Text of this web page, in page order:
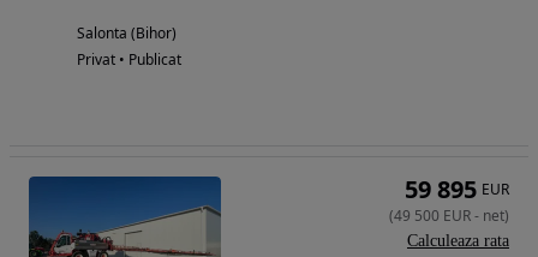
Salonta (Bihor)
Privat • Publicat
59 895 EUR
(49 500 EUR- net)
Calculeaza rata